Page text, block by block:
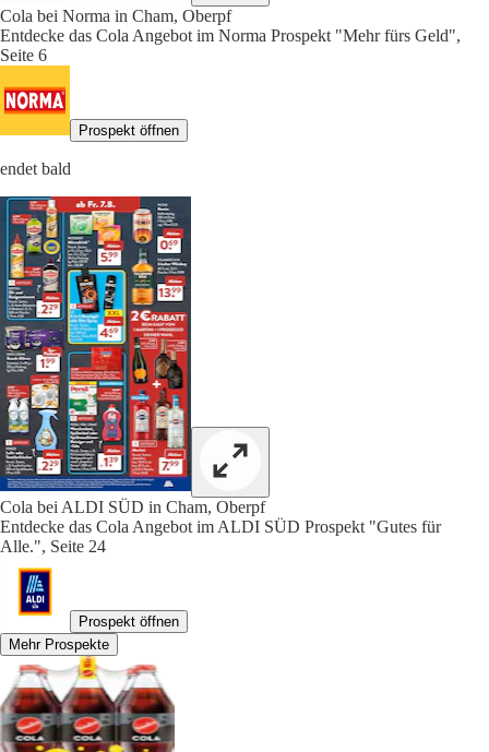
Cola bei Norma in Cham, Oberpf
Entdecke das Cola Angebot im Norma Prospekt "Mehr fürs Geld",
Seite 6
Prospekt öffnen
endet bald
Cola bei ALDI SÜD in Cham, Oberpf
Entdecke das Cola Angebot im ALDI SÜD Prospekt "Gutes für
Alle.", Seite 24
Prospekt öffnen
Mehr Prospekte